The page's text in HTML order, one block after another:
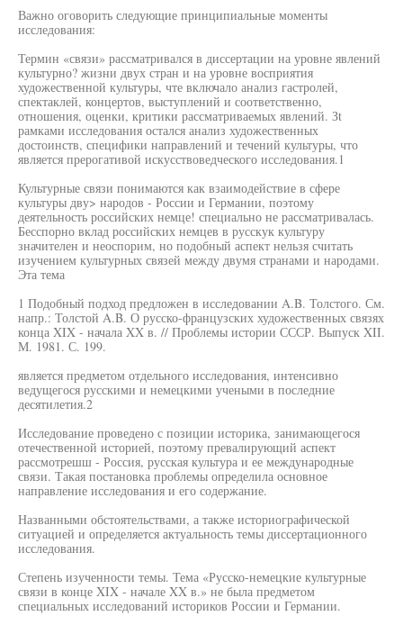
Важно оговорить следующие принципиальные моменты
исследования:
Термин «связи» рассматривался в диссертации на уровне явлений
культурно? жизни двух стран и на уровне восприятия
художественной культуры, чте включало анализ гастролей,
спектаклей, концертов, выступлений и соответственно,
отношения, оценки, критики рассматриваемых явлений. Зt
рамками исследования остался анализ художественных
достоинств, специфики направлений и течений культуры, что
является прерогативой искусствоведческого исследования.1
Культурные связи понимаются как взаимодействие в сфере
культуры дву> народов - России и Германии, поэтому
деятельность российских немце! специально не рассматривалась.
Бесспорно вклад российских немцев в русскук культуру
значителен и неоспорим, но подобный аспект нельзя считать
изучением культурных связей между двумя странами и народами.
Эта тема
1 Подобный подход предложен в исследовании A.B. Толстого. См.
напр.: Толстой A.B. О русско-французских художественных связях
конца XIX - начала XX в. // Проблемы истории СССР. Выпуск XII.
М. 1981. С. 199.
является предметом отдельного исследования, интенсивно
ведущегося русскими и немецкими учеными в последние
десятилетия.2
Исследование проведено с позиции историка, занимающегося
отечественной историей, поэтому превалирующий аспект
рассмотрешш - Россия, русская культура и ее международные
связи. Такая постановка проблемы определила основное
направление исследования и его содержание.
Названными обстоятельствами, а также историографической
ситуацией и определяется актуальность темы диссертационного
исследования.
Степень изученности темы. Тема «Русско-немецкие культурные
связи в конце XIX - начале XX в.» не была предметом
специальных исследований историков России и Германии.